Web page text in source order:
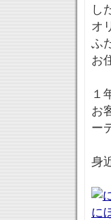
し
オ
ふ
お
１
お
ー
身
に